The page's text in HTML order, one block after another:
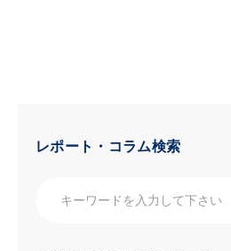
レポート・コラム検索